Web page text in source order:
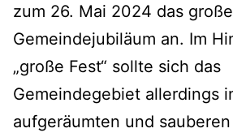
zum 26. Mai 2024 das
Gemeindejubiläum an. Im
„große Fest“ sollte sich das
Gemeindegebiet allerdings
aufgeräumten und